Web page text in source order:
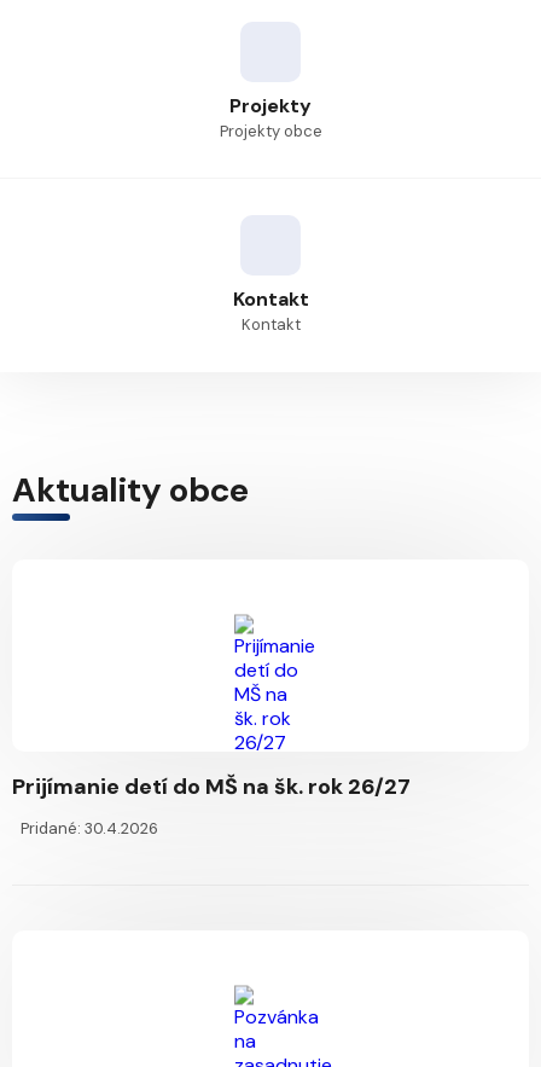
Projekty
Projekty obce
Kontakt
Kontakt
Aktuality obce
Prijímanie detí do MŠ na šk. rok 26/27
Pridané: 30.4.2026